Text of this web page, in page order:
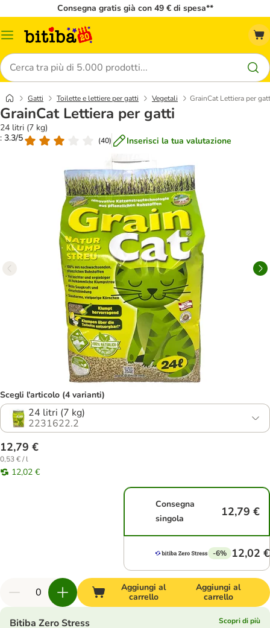
Consegna gratis già con 49 € di spesa**
Overview
Cerca
Gatti Toilette e lettiere per gatti Vegetali GrainCat Lettiera per
GrainCat Lettiera per gatti
24 litri (7 kg)
: 3.3/5
(40) Inserisci la tua valutazione
Scegli l'articolo (4 varianti)
24 litri (7 kg)
2231622.2
12,79 €
0,53 € / l
12,02 €
Consegna
singola
12,79 €
-6% 12,02 €
Aggiungi al
carrello
Aggiungi al
carrello
Bitiba Zero Stress
Scopri di più